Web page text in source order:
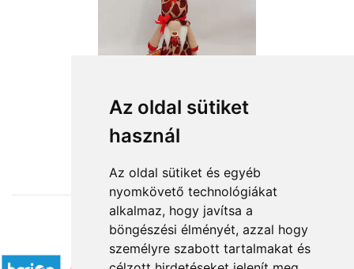
Az oldal sütiket
használ
Az oldal sütiket és egyéb
nyomkövető technológiákat
alkalmaz, hogy javítsa a
böngészési élményét, azzal hogy
személyre szabott tartalmakat és
from HUF12,640
Accepted payment methods